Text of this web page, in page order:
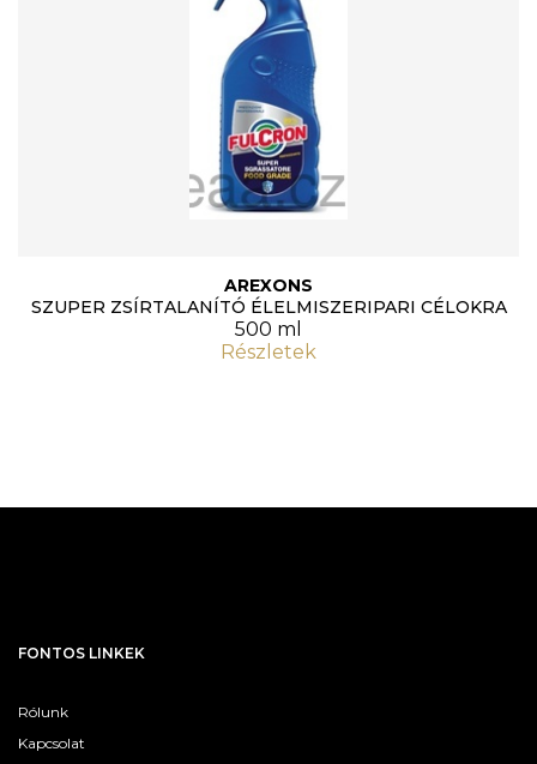
AREXONS
SZUPER ZSÍRTALANÍTÓ ÉLELMISZERIPARI CÉLOKRA
500 ml
Részletek
FONTOS LINKEK
Rólunk
Kapcsolat